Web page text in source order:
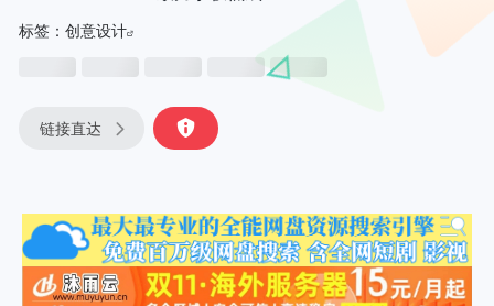
标签： 创意设计
链接直达